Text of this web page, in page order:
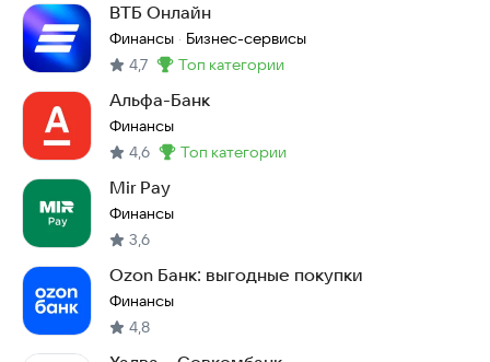
ВТБ Онлайн
Финансы · Бизнес-сервисы
4,7
Метка:
топ категории
Альфа-Банк
Финансы
4,6
Метка:
топ категории
Mir Pay
Финансы
3,6
Ozon Банк: выгодные покупки
Финансы
4,8